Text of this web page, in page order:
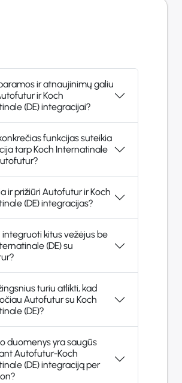
ir atnaujinimų galiu
ir Koch
(DE) integracijai?
funkcijas suteikia
tarp Koch Internatinale
ir prižiūri Autofutur ir Koch
(DE) integracijas?
integruoti kitus vežėjus be
(DE) su
turiu atlikti, kad
Autofutur su Koch
(DE)?
duomenys yra saugūs
Autofutur-Koch
(DE) integraciją per